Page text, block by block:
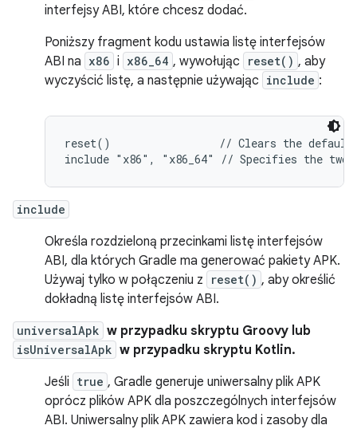
interfejsy ABI, które chcesz dodać.
Poniższy fragment kodu ustawia listę interfejsów
ABI na x86 i x86_64 , wywołując reset() , aby
wyczyścić listę, a następnie używając include :
reset()                 // Clears the default
include
Określa rozdzieloną przecinkami listę interfejsów
ABI, dla których Gradle ma generować pakiety APK.
Używaj tylko w połączeniu z
reset() , aby określić
dokładną listę interfejsów ABI.
universalApk w przypadku skryptu Groovy lub
isUniversalApk w przypadku skryptu Kotlin.
Jeśli true , Gradle generuje uniwersalny plik APK
oprócz plików APK dla poszczególnych interfejsów
ABI. Uniwersalny plik APK zawiera kod i zasoby dla